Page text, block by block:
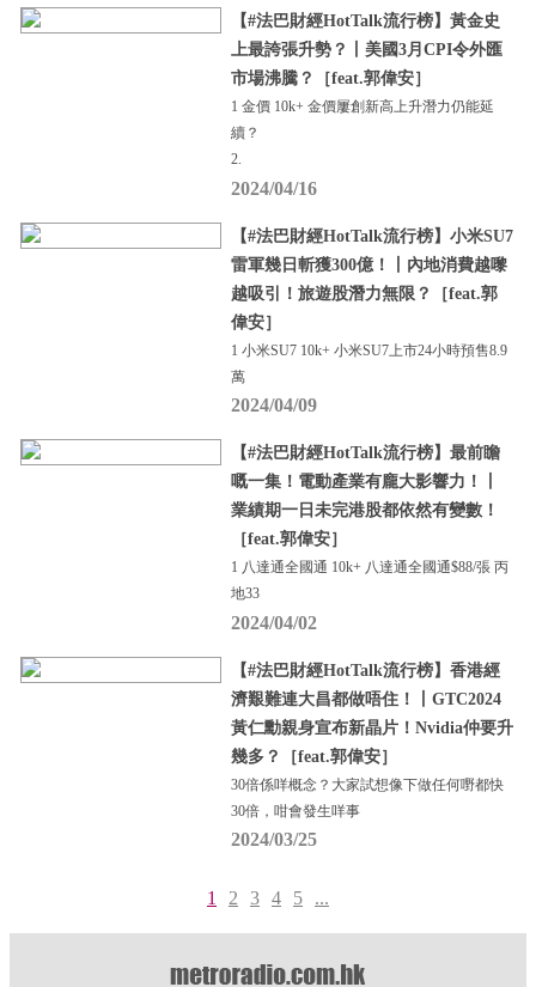
【#法巴財經HotTalk流行榜】黃金史
上最誇張升勢？丨美國3月CPI令外匯
市場沸騰？［feat.郭偉安］
1 金價 10k+ 金價屢創新高上升潛力仍能延
續？
2.
2024/04/16
【#法巴財經HotTalk流行榜】小米SU7
雷軍幾日斬獲300億！丨內地消費越嚟
越吸引！旅遊股潛力無限？［feat.郭
偉安］
1 小米SU7 10k+ 小米SU7上市24小時預售8.9
萬
2024/04/09
【#法巴財經HotTalk流行榜】最前瞻
嘅一集！電動產業有龐大影響力！丨
業績期一日未完港股都依然有變數！
［feat.郭偉安］
1 八達通全國通 10k+ 八達通全國通$88/張 丙
地33
2024/04/02
【#法巴財經HotTalk流行榜】香港經
濟艱難連大昌都做唔住！丨GTC2024
黃仁勳親身宣布新晶片！Nvidia仲要升
幾多？［feat.郭偉安］
30倍係咩概念？大家試想像下做任何嘢都快
30倍，咁會發生咩事
2024/03/25
1 2 3 4 5 ...